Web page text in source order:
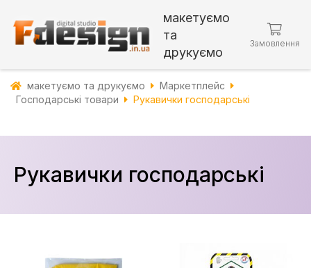
макетуємо
та
друкуємо
Замовлення
макетуємо та друкуємо
Маркетплейс
Господарські товари
Рукавички господарські
Рукавички господарські